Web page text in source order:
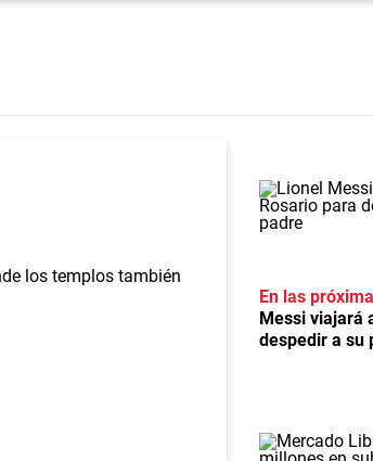
En las
Messi viajará
despedir a su